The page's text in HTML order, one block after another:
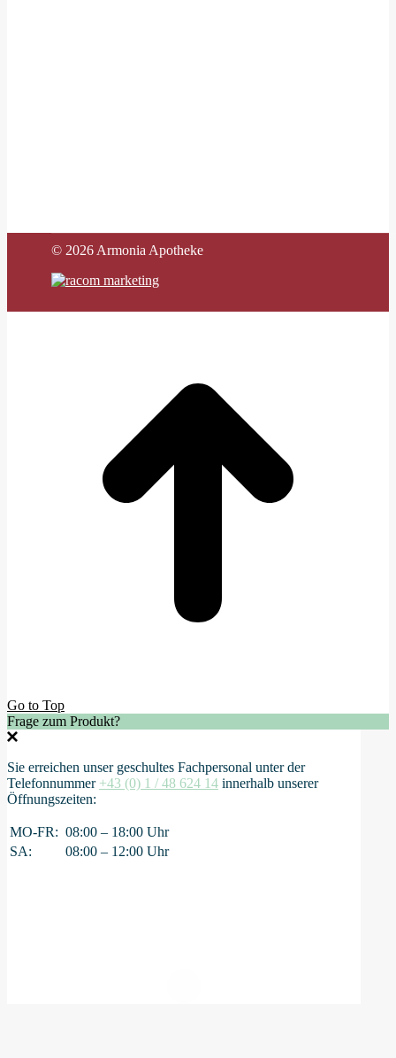
© 2026 Armonia Apotheke
Go to Top
Frage zum Produkt?
Sie erreichen unser geschultes Fachpersonal unter der
Telefonnummer +43 (0) 1 / 48 624 14 innerhalb unserer
Öffnungszeiten:
MO-FR: 08:00 – 18:00 Uhr
SA:
08:00 – 12:00 Uhr